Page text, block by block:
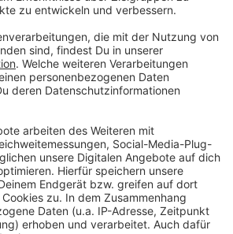
es bei der Verbraucherzentrale des